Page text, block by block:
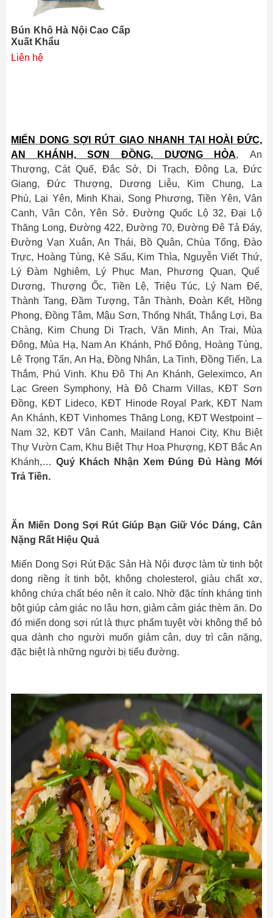
Bún Khô Hà Nội Cao Cấp
Xuất Khẩu
Liên hệ
MIẾN DONG SỢI RÚT GIAO NHANH TẠI HOÀI ĐỨC,
AN KHÁNH, SƠN ĐỒNG, DƯƠNG HÒA, An
Thượng, Cát Quế, Đắc Sở, Di Trạch, Đông La, Đức
Giang, Đức Thượng, Dương Liễu, Kim Chung, La
Phù, Lại Yên, Minh Khai, Song Phương, Tiền Yên, Vân
Canh, Vân Côn, Yên Sở. Đường Quốc Lộ 32, Đại Lộ
Thăng Long, Đường 422, Đường 70, Đường Đê Tả Đáy,
Đường Vạn Xuân, An Thái, Bồ Quân, Chùa Tổng, Đào
Trực, Hoàng Tùng, Kẻ Sấu, Kim Thìa, Nguyễn Viết Thứ,
Lý Đàm Nghiêm, Lý Phục Man, Phương Quan, Quế
Dương, Thượng Ốc, Tiền Lệ, Triệu Túc, Lý Nam Đế,
Thành Tang, Đầm Tượng, Tân Thành, Đoàn Kết, Hồng
Phong, Đồng Tâm, Mậu Sơn, Thống Nhất, Thắng Lợi, Ba
Chàng, Kim Chung Di Trạch, Văn Minh, An Trai, Mùa
Đông, Mùa Hạ, Nam An Khánh, Phố Đông, Hoàng Tùng,
Lê Trọng Tấn, An Hạ, Đồng Nhân, La Tinh, Đồng Tiến, La
Thắm, Phú Vinh. Khu Đô Thị An Khánh, Geleximco, An
Lạc Green Symphony, Hà Đô Charm Villas, KĐT Sơn
Đồng, KĐT Lideco, KĐT Hinode Royal Park, KĐT Nam
An Khánh, KĐT Vinhomes Thăng Long, KĐT Westpoint –
Nam 32, KĐT Vân Canh, Mailand Hanoi City, Khu Biệt
Thự Vườn Cam, Khu Biệt Thự Hoa Phượng, KĐT Bắc An
Khánh,… Quý Khách Nhận Xem Đúng Đủ Hàng Mới
Trả Tiền.
Ăn Miến Dong Sợi Rút Giúp Bạn Giữ Vóc Dáng, Cân
Nặng Rất Hiệu Quả
Miến Dong Sợi Rút Đặc Sản Hà Nội được làm từ tinh bột
dong riềng ít tinh bột, không cholesterol, giàu chất xơ,
không chứa chất béo nên ít calo. Nhờ đặc tính kháng tinh
bột giúp cảm giác no lâu hơn, giảm cảm giác thèm ăn. Do
đó miến dong sợi rút là thực phẩm tuyệt vời không thể bỏ
qua dành cho người muốn giảm cân, duy trì cân nặng,
đặc biệt là những người bị tiểu đường.